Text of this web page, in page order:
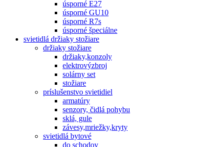
úsporné E27
úsporné GU10
úsporné R7s
úsporné špeciálne
svietidlá držiaky stožiare
držiaky stožiare
držiaky,konzoly
elektrovýzbroj
solárny set
stožiare
príslušenstvo svietidiel
armatúry
senzory, čidlá pohybu
sklá, gule
závesy,mriežky,kryty
svietidlá bytové
do schodov